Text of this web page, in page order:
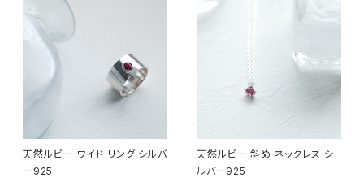
天然ルビー ワイド リング シルバ
ー925
天然ルビー 斜め ネックレス シ
ルバー925